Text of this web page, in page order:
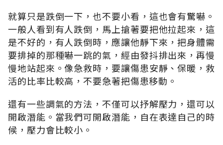
就算只是跌倒一下，也不要小看，這也會有驚嚇。
一般人看到有人跌倒，馬上搶著要把他拉起來，這
是不好的，有人跌倒時，應讓他靜下來，把身體需
要排掉的那種嚇一跳的氣，經由發抖排出來，再慢
慢地站起來。像急救時，要讓傷患安靜、保暖，救
活的比率比較高，不要急著把傷患移動。
還有一些調氣的方法，不僅可以抒解壓力，還可以
開啟潛能。當我們可開啟潛能，自在表達自己的時
候，壓力會比較小。